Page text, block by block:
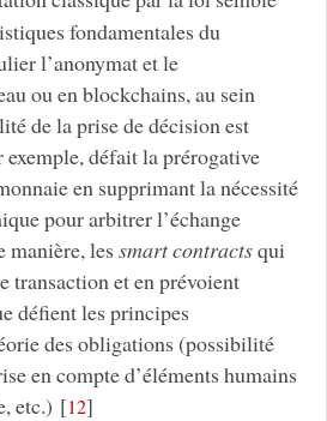
fondamentales du
l’anonymat et le
ou en blockchains, au sein
de la prise de décision est
défait la prérogative
en supprimant la nécessité
pour arbitrer l’échange
manière, les smart contractsqui
transaction et en prévoient
défient les principes
des obligations (possibilité
en compte d’éléments humains
etc.) [12]